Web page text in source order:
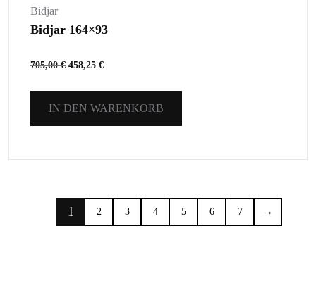
Bidjar
Bidjar 164×93
705,00€ 458,25 €
IN DEN WARENKORB
1 2 3 4 5 6 7 →